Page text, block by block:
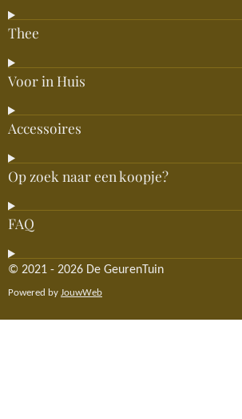
Thee
Voor in Huis
Accessoires
Op zoek naar een koopje?
FAQ
© 2021 - 2026 De GeurenTuin
Powered by JouwWeb